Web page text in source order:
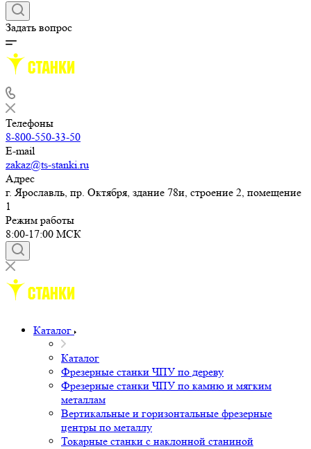
Ярославль
8-800-550-33-50
Заказать звонок
E-mail
zakaz@ts-stanki.ru
Адрес
г. Ярославль, пр. Октября, здание 78и, строение 2, помещение
1
Режим работы
8:00-17:00 МСК
Задать вопрос
Телефоны
E-mail
zakaz@ts-stanki.ru
г. Ярославль, пр. Октября, здание 78и, строение 2, помещение
Режим работы
8:00-17:00 МСК